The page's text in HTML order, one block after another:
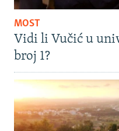
MOST
Vidi li Vučić u
broj 1?